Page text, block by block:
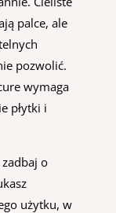
palce, ale
pozwolić.
wymaga
płytki i
o
użytku, w